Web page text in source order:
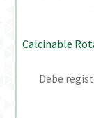
Calcinable
Debe